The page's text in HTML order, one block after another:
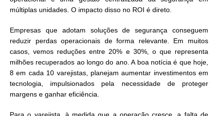
múltiplas unidades. O impacto disso no ROI é direto.
Empresas que adotam soluções de segurança conseguem
reduzir perdas operacionais de forma relevante. Em muitos
casos, vemos reduções entre 20% e 30%, o que representa
milhões recuperados ao longo do ano. A boa notícia é que hoje,
8 em cada 10 varejistas, planejam aumentar investimentos em
tecnologia, impulsionados pela necessidade de proteger
margens e ganhar eficiência.